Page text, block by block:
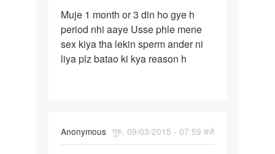
Muje
1
month
or
Muje 1 month or 3 din ho gye h
period nhi aaye Usse phle mene
sex kiya tha lekin sperm ander ni
liya plz batao ki kya reason h
Anonymous गुरु, 09/03/2015 - 07:59 बजे